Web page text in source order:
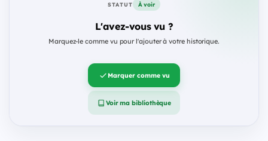
STATUT À voir
L'avez-vous vu ?
Marquez-le comme vu pour l'ajouter à votre historique.
Marquer comme vu
Voir ma bibliothèque